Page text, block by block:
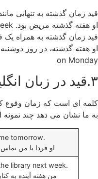
قید زمان گذشته به تنهایی
او هفته گذشته مریض بود. He was sick last week
قید زمان گذشته به همراه یک
on Monday
۳.قید در زبان انگلیسی ، زمان آینده :
کلمه ای است که زمان وقوع
به ما نشان می دهد چند نمونه
.He will call me tomorrow
او فردا با من
.I will go to the library next week
من هفته آینده به